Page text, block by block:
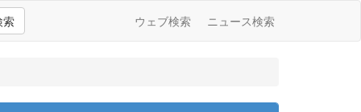
索 ウェブ検索 ニュース検索